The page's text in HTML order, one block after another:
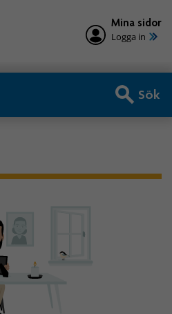
Mina sidor
Logga in
Sök